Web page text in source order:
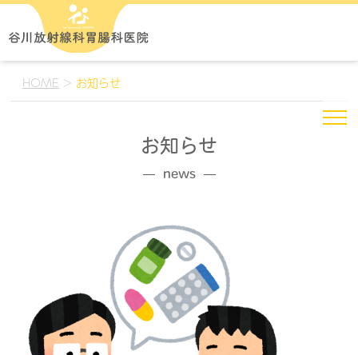
HOME > お知らせ
お知らせ
news